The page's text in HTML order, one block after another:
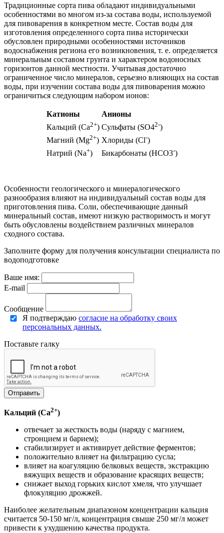
Традиционные сорта пива обладают индивидуальными
особенностями во многом из-за состава воды, используемой
для пивоварения в конкретном месте. Состав воды для
изготовления определенного сорта пива исторически
обусловлен природными особенностями источников
водоснабжения региона его возникновения, т. е. определяется
минеральным составом грунта и характером водоносных
горизонтов данной местности. Учитывая достаточно
ограниченное число минералов, серьезно влияющих на состав
воды, при изучении состава воды для пивоварения можно
ограничиться следующим набором ионов:
Катионы
Анионы
Кальций (Са2+) Сульфаты (SO42-)
Магний (Мg2+) Хлориды (Cl-)
Натрий (Na+) Бикарбонаты (HCO3-)
Особенности геологического и минералогического
разнообразия влияют на индивидуальный состав воды для
приготовления пива. Соли, обеспечивающие данный
минеральный состав, имеют низкую растворимость и могут
быть обусловлены воздействием различных минералов
сходного состава.
Заполните форму для получения консультации специалиста по
водоподготовке
Ваше имя:
E-mail
Сообщение
Я подтверждаю согласие на обработку своих
персональных данных.
Поставьте галку
Отправить
Кальций (Са2+)
отвечает за жесткость воды (наряду с магнием,
стронцием и барием);
стабилизирует и активирует действие ферментов;
положительно влияет на фильтрацию сусла;
влияет на коагуляцию белковых веществ, экстракцию
вяжущих веществ и образование красящих веществ;
снижает выход горьких кислот хмеля, что улучшает
флокуляцию дрожжей.
Наиболее желательным диапазоном концентрации кальция
считается 50-150 мг/л, концентрация свыше 250 мг/л может
привести к ухудшению качества продукта.